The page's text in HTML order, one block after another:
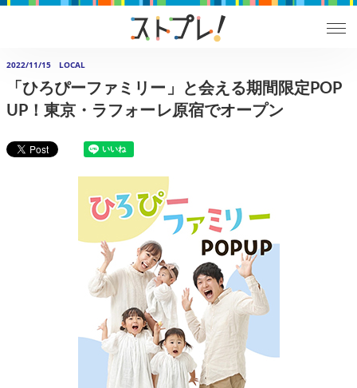
2022/11/15 LOCAL
「ひろぴーファミリー」と会える期間限定POP
UP！東京・ラフォーレ原宿でオープン